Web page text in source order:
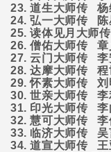
23.道生大师传
杨
24.弘一大师传
陈
25.读体见月大师传
26.僧佑大师传
章
27.云门大师传
李
28.达摩大师传
程
29.怀素大师传
刘
30.世亲大师传
李
31. 印光大师传
李
32.慧可大师传
李
33. 临济大师传
吴
34.道宣大师传
王